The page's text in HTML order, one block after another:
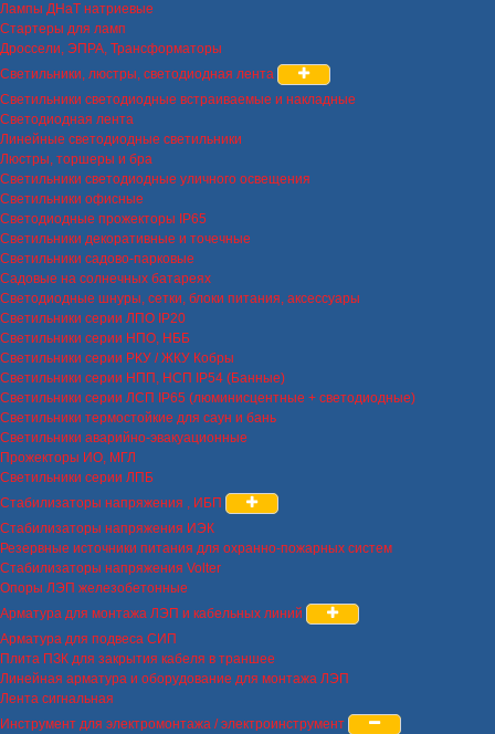
Лампы ДНаТ натриевые
Стартеры для ламп
Дроссели, ЭПРА, Трансформаторы
Светильники, люстры, светодиодная лента
Светильники светодиодные встраиваемые и накладные
Светодиодная лента
Линейные светодиодные светильники
Люстры, торшеры и бра
Светильники светодиодные уличного освещения
Светильники офисные
Светодиодные прожекторы IP65
Светильники декоративные и точечные
Светильники садово-парковые
Садовые на солнечных батареях
Светодиодные шнуры, сетки, блоки питания, аксессуары
Светильники серии ЛПО IP20
Светильники серии НПО, НББ
Светильники серии РКУ / ЖКУ Кобры
Светильники серии НПП, НСП IP54 (Банные)
Светильники серии ЛСП IP65 (люминисцентные + светодиодные)
Светильники термостойкие для саун и бань
Светильники аварийно-эвакуационные
Прожекторы ИО, МГЛ
Светильники серии ЛПБ
Стабилизаторы напряжения , ИБП
Стабилизаторы напряжения ИЭК
Резервные источники питания для охранно-пожарных систем
Стабилизаторы напряжения Volter
Опоры ЛЭП железобетонные
Арматура для монтажа ЛЭП и кабельных линий
Арматура для подвеса СИП
Плита ПЗК для закрытия кабеля в траншее
Линейная арматура и оборудование для монтажа ЛЭП
Лента сигнальная
Инструмент для электромонтажа / электроинструмент